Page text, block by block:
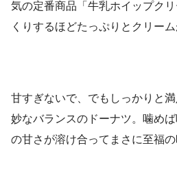
気の定番商品「牛乳ホイップク
くりするほどたっぷりとクリー
甘すぎないで、でもしっかりと
妙なバランスのドーナツ。噛め
の甘さが溶け合ってまさに至福の